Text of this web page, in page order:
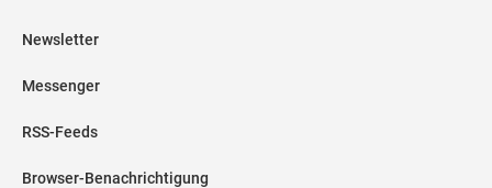
Newsletter
Messenger
RSS-Feeds
Browser-Benachrichtigung